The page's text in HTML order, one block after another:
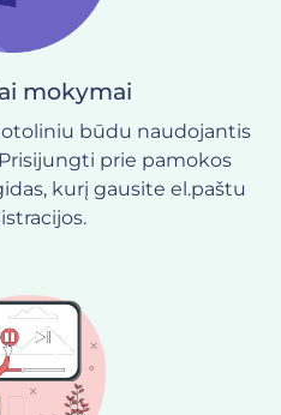
mokymai
būdu naudojantis
prie pamokos
kurį gausite el.paštu